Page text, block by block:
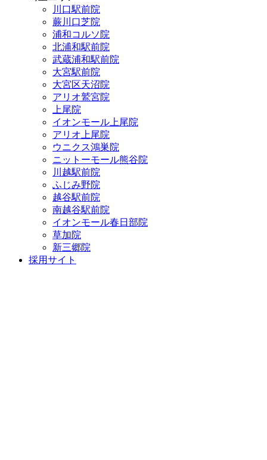
川口駅前院
蕨川口芝院
浦和コルソ院
北浦和駅前院
武蔵浦和駅前院
大宮駅前院
大宮区天沼院
アリオ鷲宮院
上尾院
イオンモール上尾院
アリオ上尾院
ウニクス鴻巣院
ニットーモール熊谷院
川越駅前院
ふじみ野院
越谷駅前院
南越谷駅前院
イオンモール春日部院
草加院
新三郷院
採用サイト